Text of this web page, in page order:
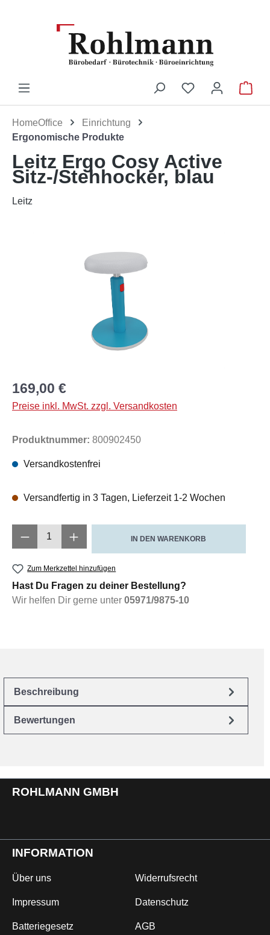
Du hast 0
HomeOffice
Einrichtung
Ergonomische Produkte
Leitz Ergo Cosy Active
Sitz-/Stehhocker, blau
Leitz
169,00 €
Preise inkl. MwSt. zzgl. Versandkosten
Produktnummer: 800902450
Versandkostenfrei
Versandfertig in 3 Tagen, Lieferzeit 1-2 Wochen
Produkt Anzahl: Gib den gewünschten
IN DEN WARENKORB
Zum Merkzettel hinzufügen
Hast Du Fragen zu deiner Bestellung?
Wir helfen Dir gerne unter 05971/9875-10
Beschreibung
Bewertungen
ROHLMANN GMBH
INFORMATION
Über uns Widerrufsrecht
Impressum Datenschutz
Batteriegesetz AGB